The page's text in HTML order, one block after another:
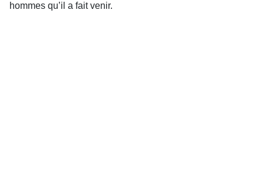
hommes qu’il a fait venir.